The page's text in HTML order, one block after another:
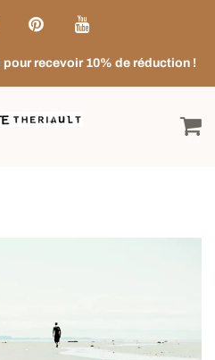
recevoir 10% de réduction !